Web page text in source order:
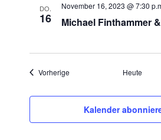
DO.
16 Michael Finthammer
November 16, 2023 @ 7:30
VorherigeVeranstaltungen Heute
Kalender